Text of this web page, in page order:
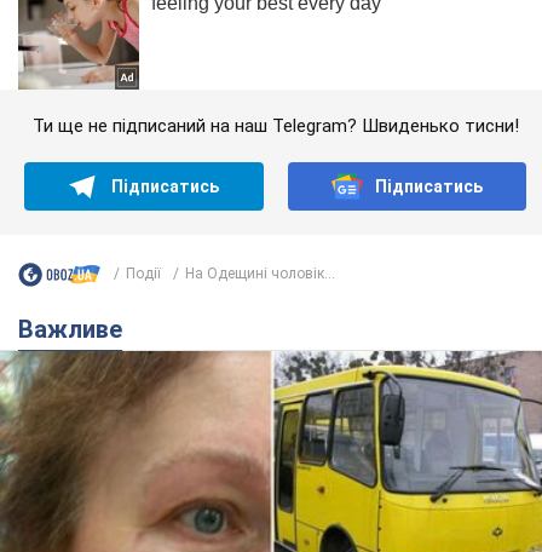
Ти ще не підписаний на наш Telegram? Швиденько тисни!
Підписатись Підписатись
Події На Одещині чоловік...
Важливе